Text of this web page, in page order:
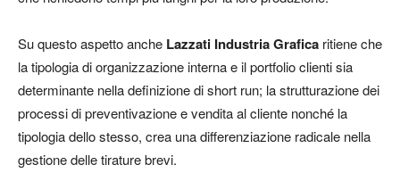
Su questo aspetto anche Lazzati Industria Grafica ritiene che
la tipologia di organizzazione interna e il portfolio clienti sia
determinante nella definizione di short run; la strutturazione dei
processi di preventivazione e vendita al cliente nonché la
tipologia dello stesso, crea una differenziazione radicale nella
gestione delle tirature brevi.